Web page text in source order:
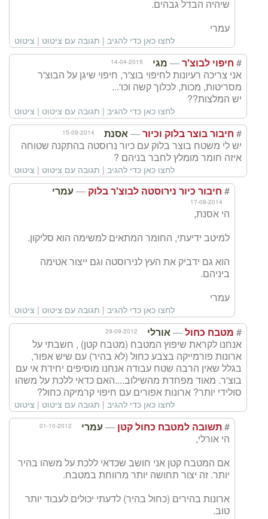
שיהיה הבדל גבהים.
עמרי
לחצו כאן כדי להגיב | תגובה עם ציטוט | ציטוט
# חיפוי לבוצ'ר — מגי 14-04-2015
אני צריכה רעיונות לחיפוי בוצ'ר, חיפוי שיגן על הבוצ'ר
מסריטות, מכות, לכלוך קשה וכו'...
יש המלצות??
לחצו כאן כדי להגיב | תגובה עם ציטוט | ציטוט
# חיבור בוצר בלוק וכיור — אסנת 15-09-2014
יש לי משטח בוצר בלוק עם כיור נרוסטה בהתקנה שטוחה
איזה חומר מומלץ לחבר בניהם ?
לחצו כאן כדי להגיב | תגובה עם ציטוט | ציטוט
# חיבור כיור נירוסטה לבוצ'ר בלוק — עמרי
17-09-2014
הי אסנת,
למיטב ידיעתי, החומר המתאים למשימה הוא סליקון.
הוא גם ידביק את העץ לנירוסטה וגם ייצור אטימה
ביניהם.
עמרי
לחצו כאן כדי להגיב | תגובה עם ציטוט | ציטוט
# מטבח כחול — אורלי 29-09-2012
אנחנו לקראת שיפוץ המטבח (מטבח קטן) , חשבתי על
ארונות פורמייקה בצבע כחול (לא בהיר) עם שיש אפור,
בגלל שאין הרבה שטח עבודה אנחנו מוסיפים יחידת אי עם
בוצ'ר. מאוד מפחדת מהשילוב....האם כדאי ללכת על משהו
סולידי יותר? ארונות אפורים עם חיפוי קרמיקה כחול?
לחצו כאן כדי להגיב | תגובה עם ציטוט | ציטוט
# תשובה למטבח כחול קטן — עמרי 01-10-2012
הי אורלי,
אם המטבח קטן אני חושב שכדאי ללכת על משהו בהיר
יותר. זה יצור תחושה יותר מרווחת במטבח.
ארונות בהירים (כחול בהיר) לדעתי יכולים לעבוד יותר
טוב.